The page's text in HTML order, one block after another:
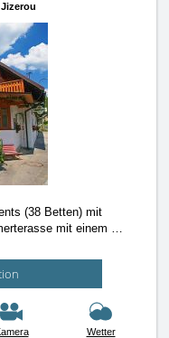
(38 Betten) mit
mit einem …
Wetter